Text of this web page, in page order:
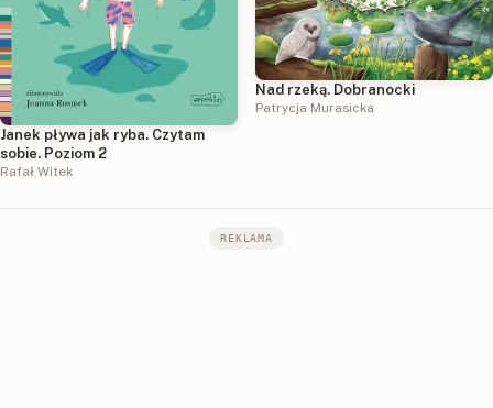
Janek pływa jak ryba. Czytam
sobie. Poziom 2
Rafał Witek
Nad rzeką. Dobranocki
Patrycja Murasicka
REKLAMA